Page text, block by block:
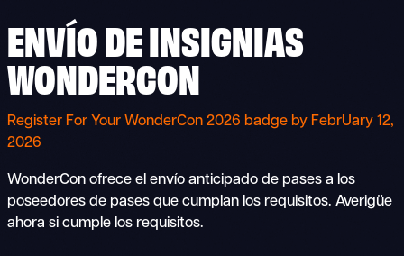
ENVÍO DE INSIGNIAS
WONDERCON
Register For Your WonderCon 2026 badge by FebrUary 12,
2026
WonderCon ofrece el envío anticipado de pases a los
poseedores de pases que cumplan los requisitos. Averigüe
ahora si cumple los requisitos.